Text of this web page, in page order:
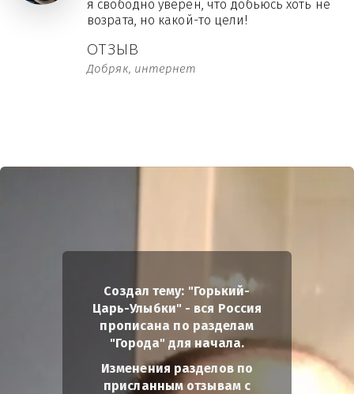
ОТЗЫВ
Добряк, интернет
я свободно уверен, что добьюсь хоть не
возрата, но какой-то цели!
Создал тему: "Горький-
Царь-Улыбки" - вся Россия
прописана по разделам
"Города" для начала.
Изменения разделов по
присланным отзывам с